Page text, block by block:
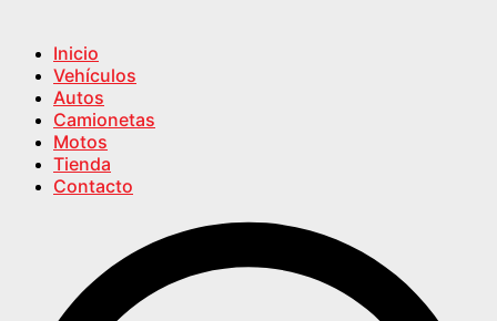
Inicio
Vehículos
Autos
Camionetas
Motos
Tienda
Contacto